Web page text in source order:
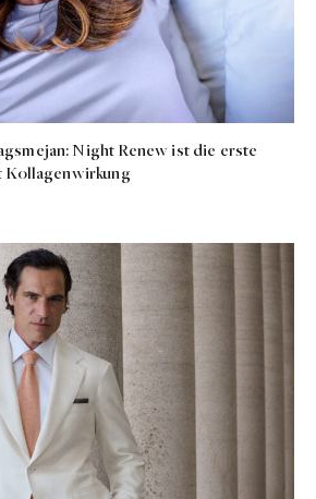
Night Renew ist die erste
Kollagenwirkung